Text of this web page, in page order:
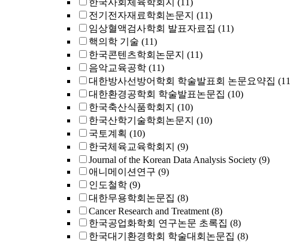
한국사회체육학회지 (11)
전기전자재료학회논문지 (11)
임상혈액검사학회 발표자료집 (11)
핵의학 기술 (11)
한국콘텐츠학회논문지 (11)
음악교육공학 (11)
대한방사선방어학회 학술발표회 논문요약집
대한환경공학회 학술발표논문집 (10)
한국축산식품학회지 (10)
한국산학기술학회논문지 (10)
국토계획 (10)
한국체육교육학회지 (9)
Journal of the Korean Data Analysis Society (9)
애니메이션연구 (9)
인도철학 (9)
대한무용학회논문집 (8)
Cancer Research and Treatment (8)
한국공업화학회 연구논문 초록집 (8)
한국대기환경학회 학술대회논문집 (8)